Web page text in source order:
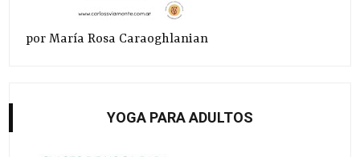
por María Rosa Caraoghlanian
YOGA PARA ADULTOS